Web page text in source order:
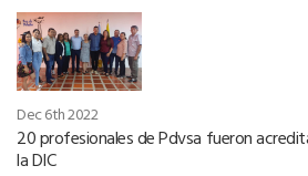
Dec 6th 2022
20 profesionales de Pdvsa fueron
la DIC